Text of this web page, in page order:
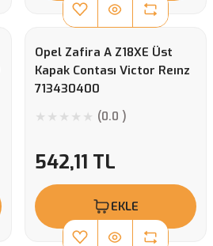
Opel Zafira A Z18XE Üst
Kapak Contası Victor Reınz
713430400
(0.0 )
542,11 TL
EKLE